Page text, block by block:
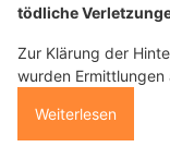
tödliche
Zur Klärung der
wurden Ermittlungen
Weiterlesen